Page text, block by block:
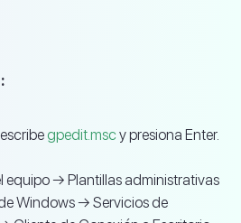
gpedit.mscy presiona Enter.
equipo → Plantillas administrativas
Windows → Servicios de